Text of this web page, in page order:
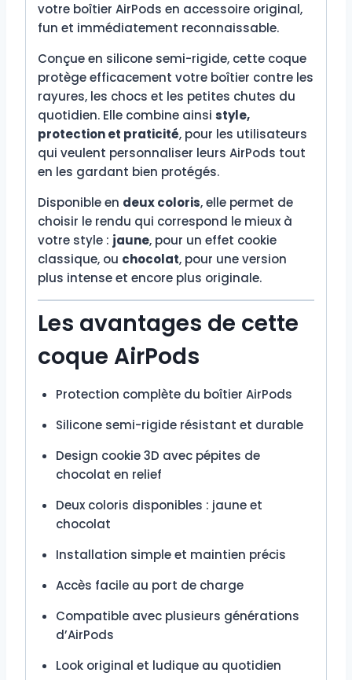
votre boîtier AirPods en accessoire original,
fun et immédiatement reconnaissable.
Conçue en silicone semi-rigide, cette coque
protège efficacement votre boîtier contre les
rayures, les chocs et les petites chutes du
quotidien. Elle combine ainsi style,
protection et praticité, pour les utilisateurs
qui veulent personnaliser leurs AirPods tout
en les gardant bien protégés.
Disponible en deux coloris, elle permet de
choisir le rendu qui correspond le mieux à
votre style : jaune, pour un effet cookie
classique, ou chocolat, pour une version
plus intense et encore plus originale.
Les avantages de cette
coque AirPods
Protection complète du boîtier AirPods
Silicone semi-rigide résistant et durable
Design cookie 3D avec pépites de
chocolat en relief
Deux coloris disponibles : jaune et
chocolat
Installation simple et maintien précis
Accès facile au port de charge
Compatible avec plusieurs générations
d’AirPods
Look original et ludique au quotidien